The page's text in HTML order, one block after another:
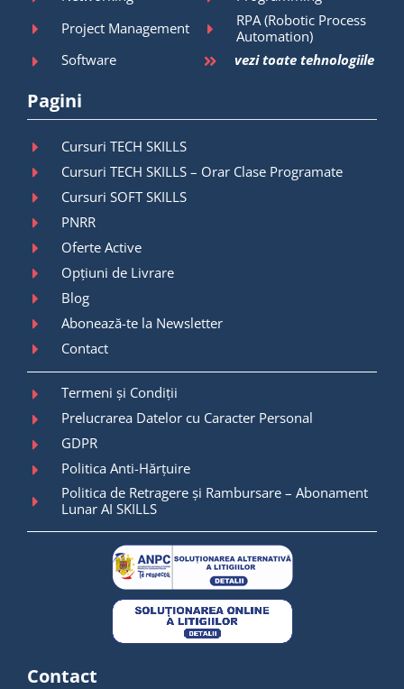
Project Management
RPA (Robotic Process
Automation)
Software
vezi toate tehnologiile
Pagini
Cursuri TECH SKILLS
Cursuri TECH SKILLS – Orar Clase Programate
Cursuri SOFT SKILLS
PNRR
Oferte Active
Opțiuni de Livrare
Blog
Abonează-te la Newsletter
Contact
Termeni și Condiții
Prelucrarea Datelor cu Caracter Personal
GDPR
Politica Anti-Hărțuire
Politica de Retragere și Rambursare – Abonament
Lunar AI SKILLS
Contact